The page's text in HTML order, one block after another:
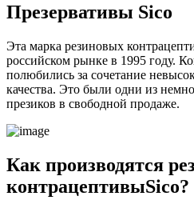
Презервативы Sico
Эта марка резиновых
российском рынке в 1995 году.
полюбились за сочетание
качества. Это были одни из
презиков в свободной продаже.
Как производятся
контрацептивыSico?